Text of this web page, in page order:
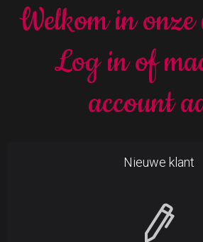
Welkom in onze
Log in of
account
Nieuwe klant